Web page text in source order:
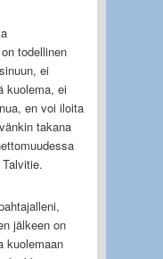
todellinen
ei
kuolema, ei
en voi iloita
takana
jälkeen on
kuolemaan